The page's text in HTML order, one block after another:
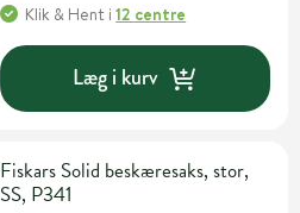
Klik & Hent i12 centre
Læg i kurv
Fiskars Solid beskæresaks, stor,
SS, P341